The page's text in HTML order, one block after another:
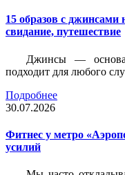
15 образов с
свидание, путешествие
Джинсы — основа
подходит для любого
Подробнее
30.07.2026
Фитнес у метро
усилий